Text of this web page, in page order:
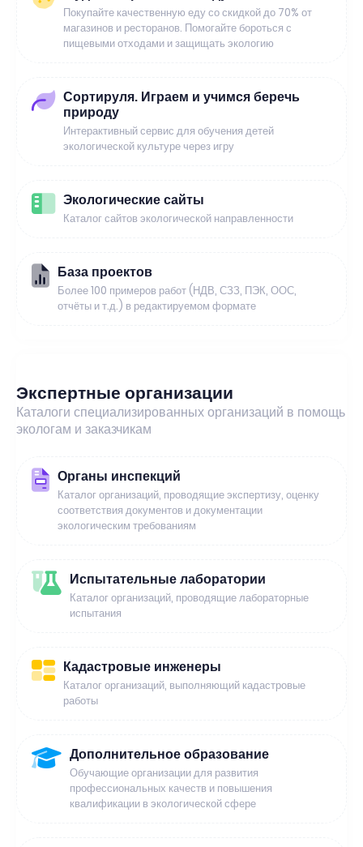
Покупайте качественную еду со скидкой до 70% от
магазинов и ресторанов. Помогайте бороться с
пищевыми отходами и защищать экологию
Сортируля. Играем и учимся беречь
природу
Интерактивный сервис для обучения детей
экологической культуре через игру
Экологические сайты
Каталог сайтов экологической направленности
База проектов
Более 100 примеров работ (НДВ, СЗЗ, ПЭК, ООС,
отчёты и т.д.) в редактируемом формате
Экспертные организации
Каталоги специализированных организаций в помощь
экологам и заказчикам
Органы инспекций
Каталог организаций, проводящие экспертизу, оценку
соответствия документов и документации
экологическим требованиям
Испытательные лаборатории
Каталог организаций, проводящие лабораторные
испытания
Кадастровые инженеры
Каталог организаций, выполняющий кадастровые
работы
Дополнительное образование
Обучающие организации для развития
профессиональных качеств и повышения
квалификации в экологической сфере